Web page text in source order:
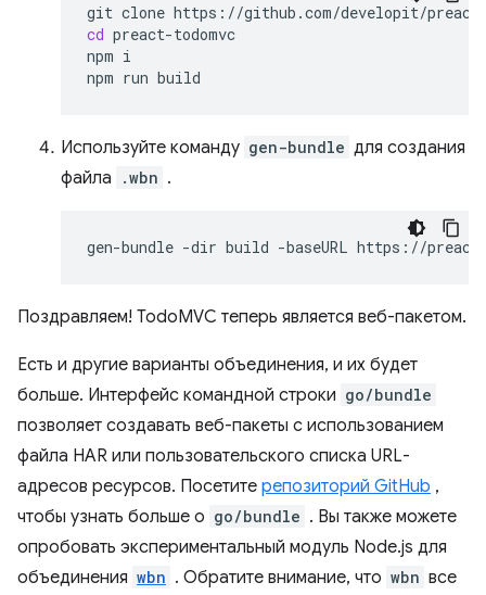
git clone
cd preact-todomvc
npm i
npm run
Используйте команду gen-bundle для создания
файла
.wbn .
gen-bundle -dir build -baseURL https://preact-
Поздравляем! TodoMVC теперь является веб-пакетом.
Есть и другие варианты объединения, и их будет
больше. Интерфейс командной строки go/bundle
позволяет создавать веб-пакеты с использованием
файла HAR или пользовательского списка URL-
адресов ресурсов. Посетите репозиторий GitHub ,
чтобы узнать больше о go/bundle . Вы также можете
опробовать экспериментальный модуль Node.js для
объединения wbn . Обратите внимание, что wbn все